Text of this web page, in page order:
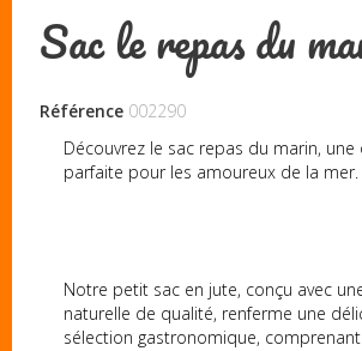
Sac le repas du
Référence 002290
Découvrez le sac repas du marin,
parfaite pour les amoureux de la mer.
Notre petit sac en jute, conçu avec
naturelle de qualité, renferme une
sélection gastronomique,